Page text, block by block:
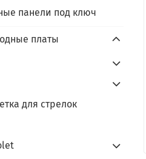
панели под ключ
платы
для стрелок